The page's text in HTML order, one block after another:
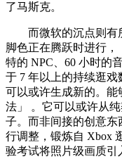
了马斯克。
而微软的沉点则有
脚色正在腾跃时进行，
特的 NPC、60 小时的
于 7 年以上的持续逛戏
可以或许生成新的。
法」 。它可以或许从
子。而非间接的创意
行调整，锻炼自 Xbox
验考试将照片级画质